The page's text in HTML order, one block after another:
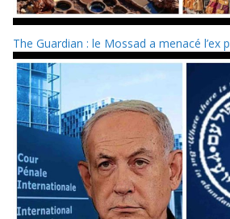
The Guardian : le Mossad a menacé l’ex